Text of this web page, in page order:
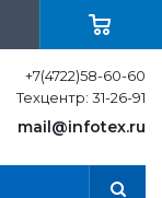
+7(4722)58-60-60
Техцентр: 31-26-91
mail@infotex.ru